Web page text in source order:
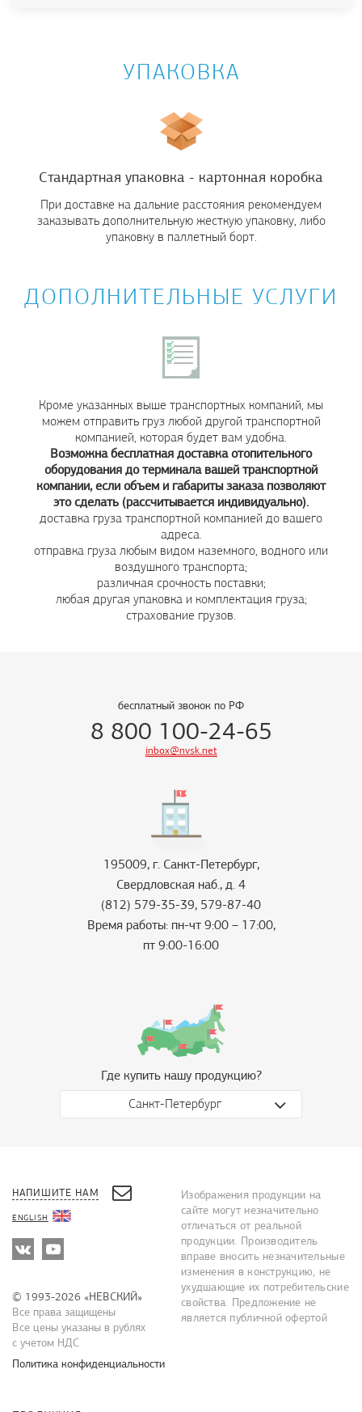
УПАКОВКА
Стандартная упаковка - картонная коробка
При доставке на дальние расстояния рекомендуем
заказывать дополнительную жесткую упаковку, либо
упаковку в паллетный борт.
ДОПОЛНИТЕЛЬНЫЕ УСЛУГИ
Кроме указанных выше транспортных компаний, мы
можем отправить груз любой другой транспортной
компанией, которая будет вам удобна.
Возможна бесплатная доставка отопительного
оборудования до терминала вашей транспортной
компании, если объем и габариты заказа позволяют
это сделать (рассчитывается индивидуально).
доставка груза транспортной компанией до вашего
адреса.
отправка груза любым видом наземного, водного или
воздушного транспорта;
различная срочность поставки;
любая другая упаковка и комплектация груза;
cтрахование грузов.
бесплатный звонок по РФ
8 800 100-24-65
inbox@nvsk.net
195009, г. Санкт-Петербург,
Свердловская наб., д. 4
(812) 579-35-39, 579-87-40
Время работы: пн-чт 9:00 – 17:00,
пт 9:00-16:00
Где купить нашу продукцию?
Санкт-Петербург
Изображения продукции на
сайте могут незначительно
отличаться от реальной
продукции. Производитель
вправе вносить незначительные
изменения в конструкцию, не
ухудшающие их потребительские
свойства. Предложение не
является публичной офертой
НАПИШИТЕ НАМ
ENGLISH
© 1993-2026 «НЕВСКИЙ»
Все права защищены
Все цены указаны в рублях
с учетом НДС
Политика конфиденциальности